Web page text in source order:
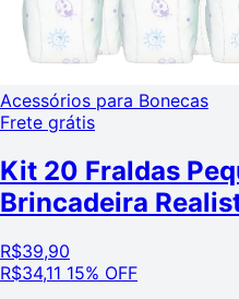
Acessórios para Bonecas
Frete grátis
Kit 20 Fraldas
Brincadeira
R$39,90
R$34,11 15% OFF